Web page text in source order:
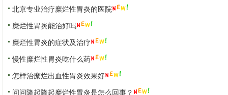
北京专业治疗糜烂性胃炎的医院
糜烂性胃炎能治好吗
糜烂性胃炎的症状及治疗
慢性糜烂性胃炎吃什么药
怎样治糜烂出血性胃炎效果好
问问隆起隆起糜烂性胃炎是怎么回事？